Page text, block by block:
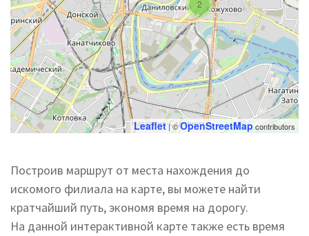
2
Leaflet| ©OpenStreetMapcontributors
Построив маршрут от места нахождения до
искомого филиала на карте, вы можете найти
кратчайший путь, экономя время на дорогу.
На данной интерактивной карте также есть время